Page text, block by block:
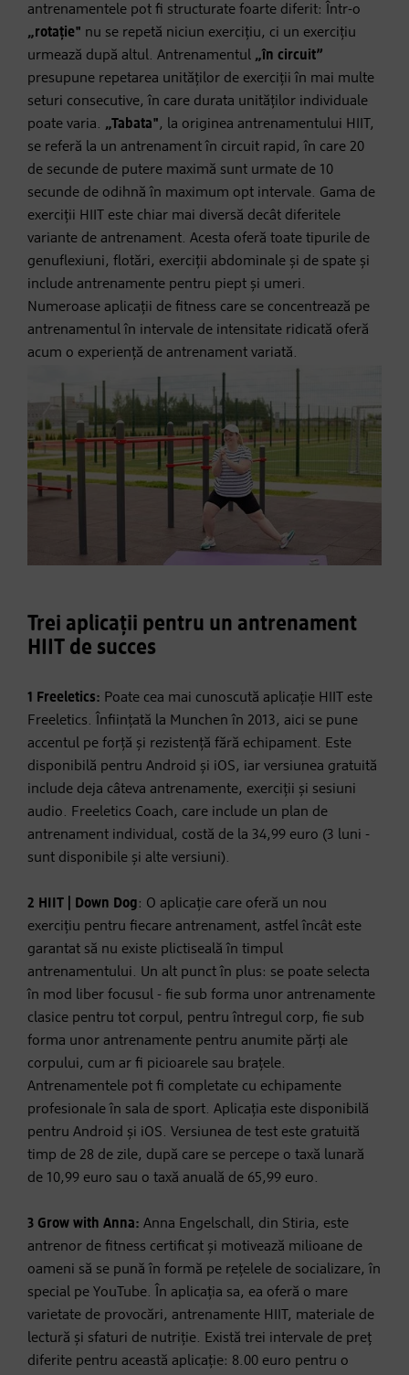
antrenamentele pot fi structurate foarte diferit: Într-o
„rotație" nu se repetă niciun exercițiu, ci un exercițiu
urmează după altul. Antrenamentul „în circuit”
presupune repetarea unităților de exerciții în mai multe
seturi consecutive, în care durata unităților individuale
poate varia. „Tabata", la originea antrenamentului HIIT,
se referă la un antrenament în circuit rapid, în care 20
de secunde de putere maximă sunt urmate de 10
secunde de odihnă în maximum opt intervale. Gama de
exerciții HIIT este chiar mai diversă decât diferitele
variante de antrenament. Acesta oferă toate tipurile de
genuflexiuni, flotări, exerciții abdominale și de spate și
include antrenamente pentru piept și umeri.
Numeroase aplicații de fitness care se concentrează pe
antrenamentul în intervale de intensitate ridicată oferă
acum o experiență de antrenament variată.
Trei aplicații pentru un antrenament
HIIT de succes
1 Freeletics: Poate cea mai cunoscută aplicație HIIT este
Freeletics. Înființată la Munchen în 2013, aici se pune
accentul pe forță și rezistență fără echipament. Este
disponibilă pentru Android și iOS, iar versiunea gratuită
include deja câteva antrenamente, exerciții și sesiuni
audio. Freeletics Coach, care include un plan de
antrenament individual, costă de la 34,99 euro (3 luni -
sunt disponibile și alte versiuni).
2 HIIT | Down Dog: O aplicație care oferă un nou
exercițiu pentru fiecare antrenament, astfel încât este
garantat să nu existe plictiseală în timpul
antrenamentului. Un alt punct în plus: se poate selecta
în mod liber focusul - fie sub forma unor antrenamente
clasice pentru tot corpul, pentru întregul corp, fie sub
forma unor antrenamente pentru anumite părți ale
corpului, cum ar fi picioarele sau brațele.
Antrenamentele pot fi completate cu echipamente
profesionale în sala de sport. Aplicația este disponibilă
pentru Android și iOS. Versiunea de test este gratuită
timp de 28 de zile, după care se percepe o taxă lunară
de 10,99 euro sau o taxă anuală de 65,99 euro.
3 Grow with Anna: Anna Engelschall, din Stiria, este
antrenor de fitness certificat și motivează milioane de
oameni să se pună în formă pe rețelele de socializare, în
special pe YouTube. În aplicația sa, ea oferă o mare
varietate de provocări, antrenamente HIIT, materiale de
lectură și sfaturi de nutriție. Există trei intervale de preț
diferite pentru această aplicație: 8.00 euro pentru o